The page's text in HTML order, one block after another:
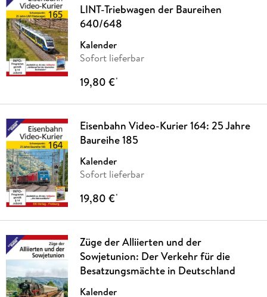
LINT-Triebwagen der Baureihen
640/648
Kalender
Sofort lieferbar
19,80 €*
Eisenbahn Video-Kurier 164: 25 Jahre
Baureihe 185
Kalender
Sofort lieferbar
19,80 €*
Züge der Alliierten und der
Sowjetunion: Der Verkehr für die
Besatzungsmächte in Deutschland
Kalender